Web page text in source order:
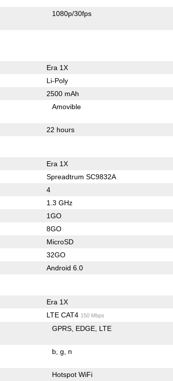
1080p/30fps
Era 1X
Li-Poly
2500 mAh
Amovible
22 hours
Era 1X
Spreadtrum SC9832A
4
1.3 GHz
1GO
8GO
MicroSD
32GO
Android 6.0
Era 1X
LTE CAT4 150 Mbps
GPRS EDGE LTE
b g n
Hotspot WiFi